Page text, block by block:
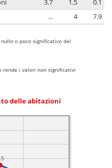
3.7 1.5
0.1
... 4 7.9
o poco significativo del
rende i valori non significativi
delle abitazioni